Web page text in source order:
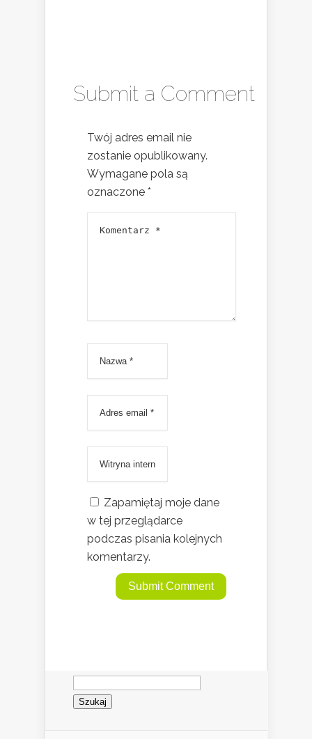
Submit a Comment
Twój adres email nie
zostanie opublikowany.
Wymagane pola są
oznaczone *
Zapamiętaj moje dane
w tej przeglądarce
podczas pisania kolejnych
komentarzy.
Szukaj: